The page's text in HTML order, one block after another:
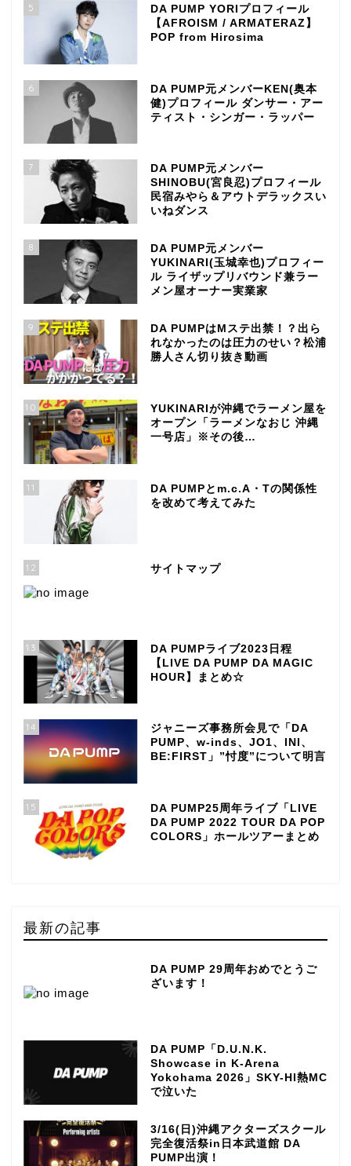
5
DA PUMP YORIプロフィール
【AFROISM / ARMATERAZ】
POP from Hirosima
6
DA PUMP元メンバーKEN(奥本
健)プロフィール ダンサー・アー
ティスト・シンガー・ラッパー
7
DA PUMP元メンバー
SHINOBU(宮良忍)プロフィール
民宿みやら＆アウトデラックスい
いねダンス
8
DA PUMP元メンバー
YUKINARI(玉城幸也)プロフィー
ル ライザップリバウンド兼ラー
メン屋オーナー実業家
9
DA PUMPはMステ出禁！？出ら
れなかったのは圧力のせい？松浦
勝人さん切り抜き動画
10
YUKINARIが沖縄でラーメン屋を
オープン「ラーメンなおじ 沖縄
一号店」※その後…
11
DA PUMPとm.c.A・Tの関係性
を改めて考えてみた
12 サイトマップ
13
DA PUMPライブ2023日程
【LIVE DA PUMP DA MAGIC
HOUR】まとめ☆
14
ジャニーズ事務所会見で「DA
PUMP、w-inds、JO1、INI、
BE:FIRST」”忖度”について明言
15
DA PUMP25周年ライブ「LIVE
DA PUMP 2022 TOUR DA POP
COLORS」ホールツアーまとめ
最新の記事
DA PUMP 29周年おめでとうご
ざいます！
DA PUMP「D.U.N.K.
Showcase in K-Arena
Yokohama 2026」SKY-HI熱MC
で泣いた
3/16(日)沖縄アクターズスクール
完全復活祭in日本武道館 DA
PUMP出演！